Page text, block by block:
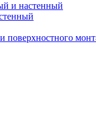
и настенный
поверхностного